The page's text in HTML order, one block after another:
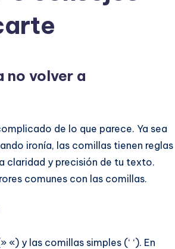
no volver a
de lo que parece. Ya sea
ironía, las comillas tienen reglas
claridad y precisión de tu texto.
comunes con las comillas.
y las comillas simples (‘ ‘). En